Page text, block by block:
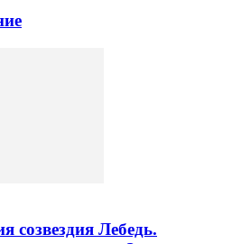
созвездия Лебедь.